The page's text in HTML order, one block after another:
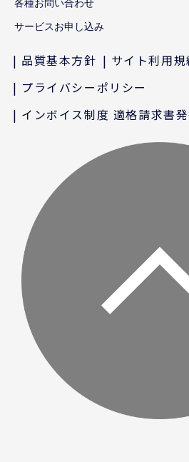
各種お問い合わせ
サービスお申し込み
品質基本方針
サイト利用規
プライバシーポリシー
インボイス制度 適格請求書